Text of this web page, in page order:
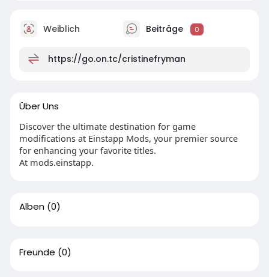
Weiblich Beiträge 0
https://go.on.tc/cristinefryman
Über Uns
Discover the ultimate destination for game
modifications at Einstapp Mods, your premier source
for enhancing your favorite titles.
At mods.einstapp.
Alben (0)
Freunde (0)